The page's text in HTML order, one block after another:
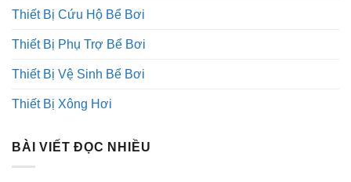
Thiết Bị Cứu Hộ Bể Bơi
Thiết Bị Phụ Trợ Bể Bơi
Thiết Bị Vệ Sinh Bể Bơi
Thiết Bị Xông Hơi
BÀI VIẾT ĐỌC NHIỀU